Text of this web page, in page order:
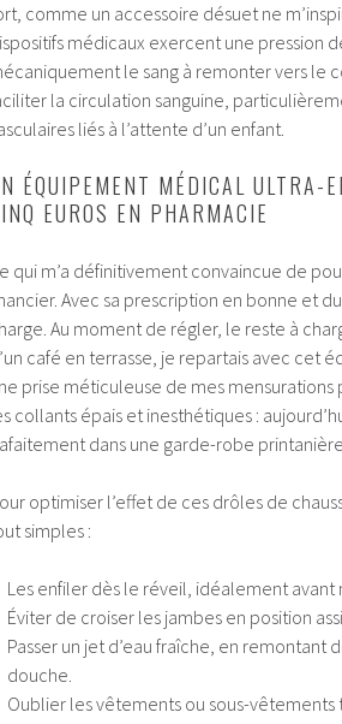
comme un accessoire désuet ne
médicaux exercent une pression
le sang à remonter vers le
la circulation sanguine,
liés à l’attente d’un enfant.
ÉQUIPEMENT MÉDICAL ULTRA-
EUROS EN PHARMACIE
qui m’a définitivement convaincue de
Avec sa prescription en bonne et
Au moment de régler, le reste à
café en terrasse, je repartais avec cet
prise méticuleuse de mes mensurations
collants épais et inesthétiques :
dans une garde-robe
optimiser l’effet de ces drôles de
simples :
Les enfiler dès le réveil, idéalement
Éviter de croiser les jambes en position
Passer un jet d’eau fraîche, en remontant
douche.
Oublier les vêtements ou sous-vêtements